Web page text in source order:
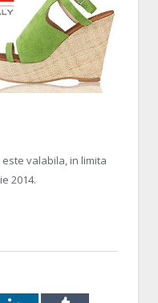
valabila, in limita
2014.